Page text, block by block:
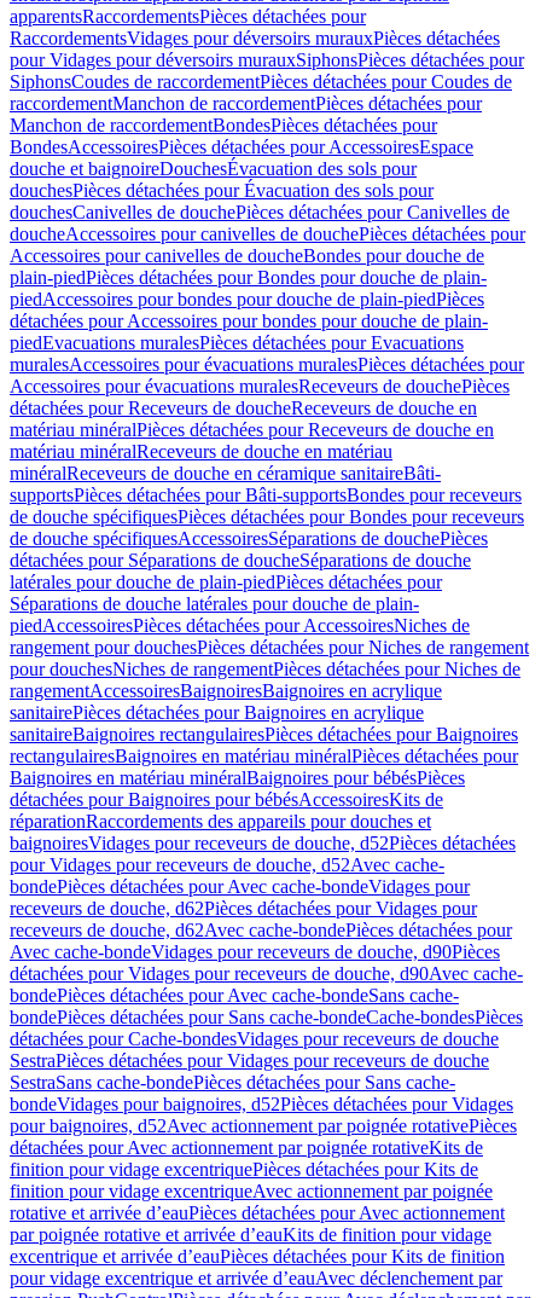
apparentsRaccordementsPièces détachées pour
RaccordementsVidages pour déversoirs murauxPièces détachées
pour Vidages pour déversoirs murauxSiphonsPièces détachées pour
SiphonsCoudes de raccordementPièces détachées pour Coudes de
raccordementManchon de raccordementPièces détachées pour
Manchon de raccordementBondesPièces détachées pour
BondesAccessoiresPièces détachées pour AccessoiresEspace
douche et baignoireDouchesÉvacuation des sols pour
douchesPièces détachées pour Évacuation des sols pour
douchesCanivelles de douchePièces détachées pour Canivelles de
doucheAccessoires pour canivelles de douchePièces détachées pour
Accessoires pour canivelles de doucheBondes pour douche de
plain-piedPièces détachées pour Bondes pour douche de plain-
piedAccessoires pour bondes pour douche de plain-piedPièces
détachées pour Accessoires pour bondes pour douche de plain-
piedEvacuations muralesPièces détachées pour Evacuations
muralesAccessoires pour évacuations muralesPièces détachées pour
Accessoires pour évacuations muralesReceveurs de douchePièces
détachées pour Receveurs de doucheReceveurs de douche en
matériau minéralPièces détachées pour Receveurs de douche en
matériau minéralReceveurs de douche en matériau
minéralReceveurs de douche en céramique sanitaireBâti-
supportsPièces détachées pour Bâti-supportsBondes pour receveurs
de douche spécifiquesPièces détachées pour Bondes pour receveurs
de douche spécifiquesAccessoiresSéparations de douchePièces
détachées pour Séparations de doucheSéparations de douche
latérales pour douche de plain-piedPièces détachées pour
Séparations de douche latérales pour douche de plain-
piedAccessoiresPièces détachées pour AccessoiresNiches de
rangement pour douchesPièces détachées pour Niches de rangement
pour douchesNiches de rangementPièces détachées pour Niches de
rangementAccessoiresBaignoiresBaignoires en acrylique
sanitairePièces détachées pour Baignoires en acrylique
sanitaireBaignoires rectangulairesPièces détachées pour Baignoires
rectangulairesBaignoires en matériau minéralPièces détachées pour
Baignoires en matériau minéralBaignoires pour bébésPièces
détachées pour Baignoires pour bébésAccessoiresKits de
réparationRaccordements des appareils pour douches et
baignoiresVidages pour receveurs de douche, d52Pièces détachées
pour Vidages pour receveurs de douche, d52Avec cache-
bondePièces détachées pour Avec cache-bondeVidages pour
receveurs de douche, d62Pièces détachées pour Vidages pour
receveurs de douche, d62Avec cache-bondePièces détachées pour
Avec cache-bondeVidages pour receveurs de douche, d90Pièces
détachées pour Vidages pour receveurs de douche, d90Avec cache-
bondePièces détachées pour Avec cache-bondeSans cache-
bondePièces détachées pour Sans cache-bondeCache-bondesPièces
détachées pour Cache-bondesVidages pour receveurs de douche
SestraPièces détachées pour Vidages pour receveurs de douche
SestraSans cache-bondePièces détachées pour Sans cache-
bondeVidages pour baignoires, d52Pièces détachées pour Vidages
pour baignoires, d52Avec actionnement par poignée rotativePièces
détachées pour Avec actionnement par poignée rotativeKits de
finition pour vidage excentriquePièces détachées pour Kits de
finition pour vidage excentriqueAvec actionnement par poignée
rotative et arrivée d’eauPièces détachées pour Avec actionnement
par poignée rotative et arrivée d’eauKits de finition pour vidage
excentrique et arrivée d’eauPièces détachées pour Kits de finition
pour vidage excentrique et arrivée d’eauAvec déclenchement par